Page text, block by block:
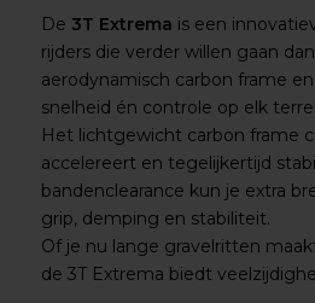
De 3T Extrema is een
rijders die verder willen gaan
aerodynamisch carbon frame
snelheid én controle op elk
Het lichtgewicht carbon frame
accelereert en tegelijkertijd
bandenclearance kun je extra
grip, demping en stabiliteit.
Of je nu lange gravelritten
de 3T Extrema biedt